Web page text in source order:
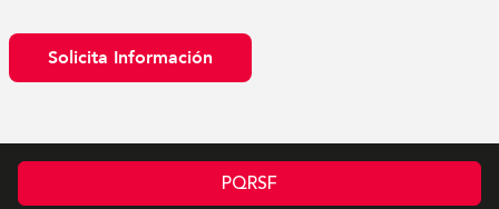
Solicita Información
PQRSF